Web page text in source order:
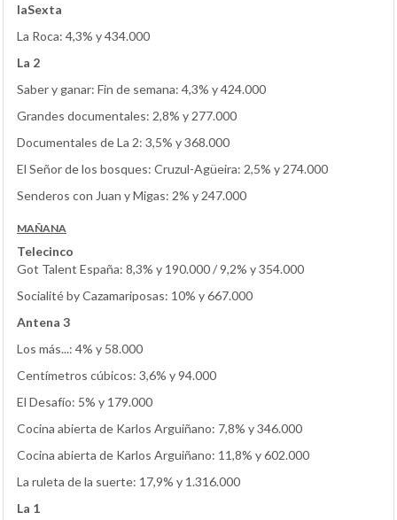
laSexta
La Roca: 4,3% y 434.000
La 2
Saber y ganar: Fin de semana: 4,3% y 424.000
Grandes documentales: 2,8% y 277.000
Documentales de La 2: 3,5% y 368.000
El Señor de los bosques: Cruzul-Agüeira: 2,5% y 274.000
Senderos con Juan y Migas: 2% y 247.000
MAÑANA
Telecinco
Got Talent España: 8,3% y 190.000 / 9,2% y 354.000
Socialité by Cazamariposas: 10% y 667.000
Antena 3
Los más...: 4% y 58.000
Centímetros cúbicos: 3,6% y 94.000
El Desafío: 5% y 179.000
Cocina abierta de Karlos Arguiñano: 7,8% y 346.000
Cocina abierta de Karlos Arguiñano: 11,8% y 602.000
La ruleta de la suerte: 17,9% y 1.316.000
La 1